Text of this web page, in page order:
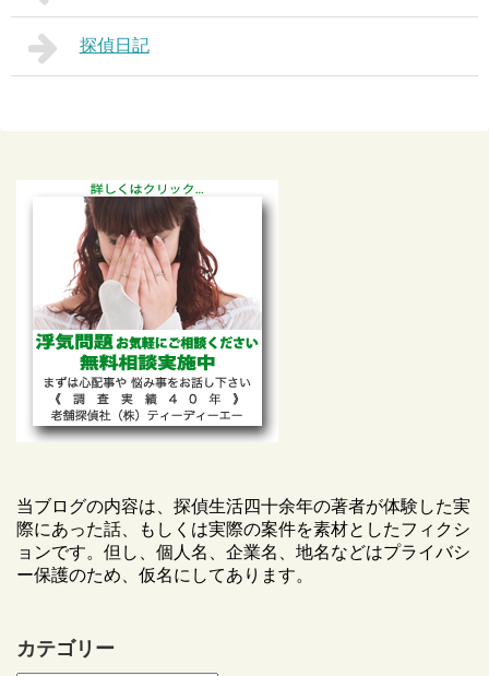
探偵日記
当ブログの内容は、探偵生活四十余年の著者が体験した実
際にあった話、もしくは実際の案件を素材としたフィクシ
ョンです。但し、個人名、企業名、地名などはプライバシ
ー保護のため、仮名にしてあります。
カテゴリー